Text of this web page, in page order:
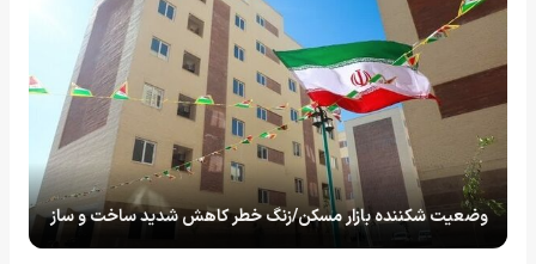
وضعیت شکننده بازار مسکن/زنگ خطر کاهش شدید ساخت و ساز